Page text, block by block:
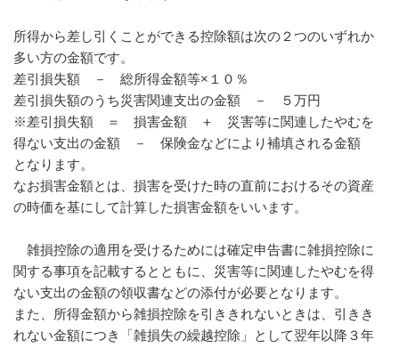
所得から差し引くことができる控除額は次の２つのいずれか
多い方の金額です。
差引損失額 － 総所得金額等×１０％
差引損失額のうち災害関連支出の金額 － ５万円
※差引損失額 ＝ 損害金額 ＋ 災害等に関連したやむを
得ない支出の金額 － 保険金などにより補填される金額
となります。
なお損害金額とは、損害を受けた時の直前におけるその資産
の時価を基にして計算した損害金額をいいます。
雑損控除の適用を受けるためには確定申告書に雑損控除に
関する事項を記載するとともに、災害等に関連したやむを得
ない支出の金額の領収書などの添付が必要となります。
また、所得金額から雑損控除を引ききれないときは、引きき
れない金額につき「雑損失の繰越控除」として翌年以降３年